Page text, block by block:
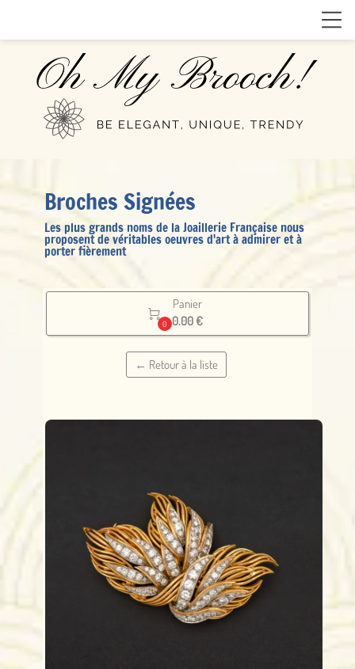
Broches Signées
Les plus grands noms de la Joaillerie Française nous
proposent de véritables oeuvres d'art à admirer et à
porter fièrement

0
Panier
0.00 €
← Retour à la liste